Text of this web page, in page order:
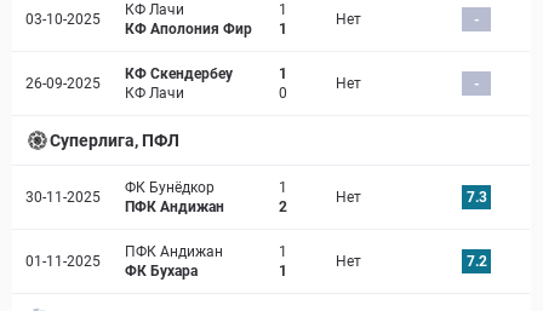
03-10-2025
КФ Лачи
КФ Аполония Фир
1
1
Нет -
26-09-2025
КФ Скендербеу
КФ Лачи
1
0
Нет -
Суперлига, ПФЛ
30-11-2025
ФК Бунёдкор
ПФК Андижан
1
2
Нет 7.3
01-11-2025
ПФК Андижан
ФК Бухара
1
1
Нет 7.2